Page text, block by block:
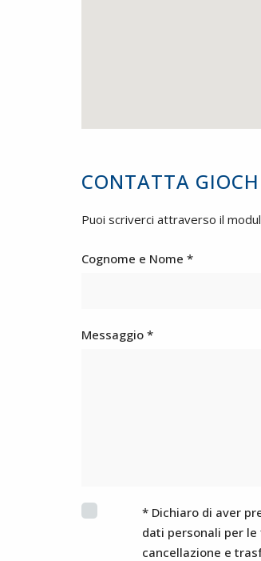
CONTATTA
Puoi scriverci attraverso il
Cognome e Nome *
Messaggio *
* Dichiaro di aver
dati personali per
cancellazione e